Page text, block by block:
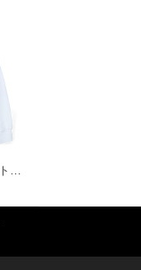
ミッキーマウス 白足 ウォルトディズニーオフィシャル スウェット ホワイト WALT DISNEY WORLD ウォルトディズニーオフィシャル サイズXL相当 古着 CF0995